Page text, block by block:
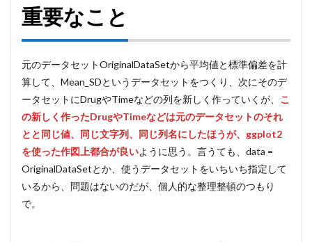
重要なこと
元のデータセットOriginalDataSetから平均値と標準偏差を計
算して、Mean_SDというデータセットをつくり、次にそのデ
ータセットにDrugやTimeなどの列を新しく作っていくが、 こ
の新しく作ったDrugやTimeなどは元のデータセットのそれ
とと同じ値、同じ文字列、同じ列名にしたほうが、ggplot2
を使った作図上都合が良いように思う。言うても、data =
OriginalDataSetとか、使うデータセットをいちいち指定して
いるから、問題はないのだが、個人的な整理整頓のつもり
で。